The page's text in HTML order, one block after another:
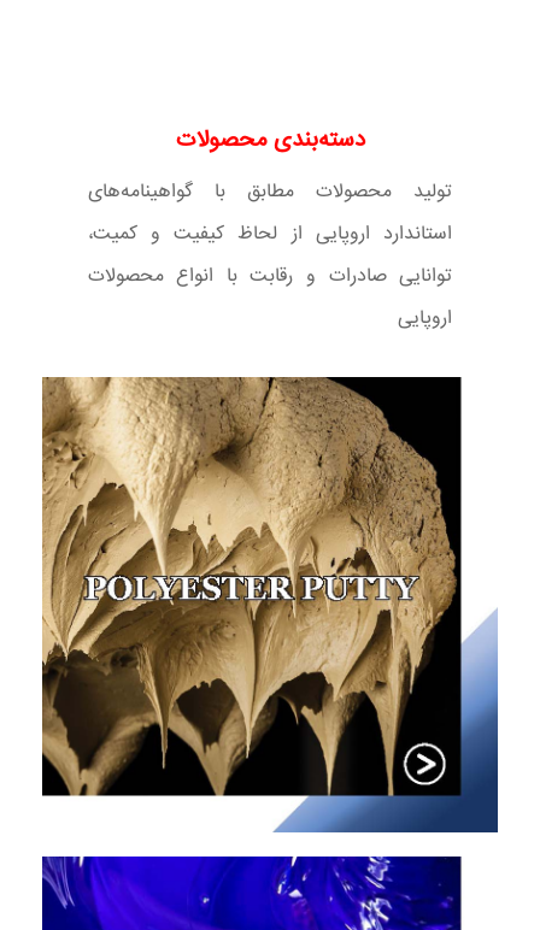
دسته‌بندی محصولات
تولید محصولات مطابق با گواهینامه‌های
استاندارد اروپایی از لحاظ کیفیت و کمیت،
توانایی صادرات و رقابت با انواع محصولات
اروپایی